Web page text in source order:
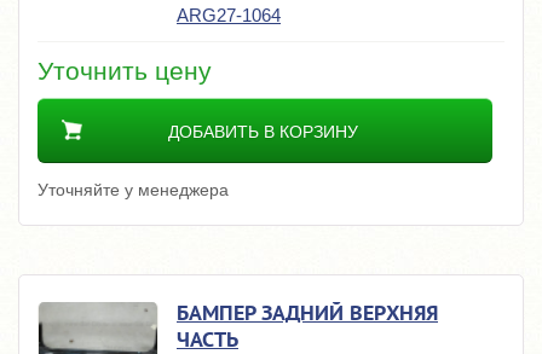
ARG27-1064
Уточнить цену
ДОБАВИТЬ В КОРЗИНУ
Уточняйте у менеджера
БАМПЕР ЗАДНИЙ ВЕРХНЯЯ
ЧАСТЬ